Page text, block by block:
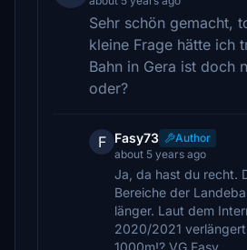
Sehr schön gemacht,
kleine Frage hätte ich
Bahn in Gera ist doch
oder?
F Fasy73
Author
about 5 years ago
Ja, da hast du recht.
Bereiche der
länger. Laut dem
2020/2021
1000m!? VG Fasy